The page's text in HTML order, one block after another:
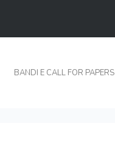
BANDI E CALL FOR PAPERS